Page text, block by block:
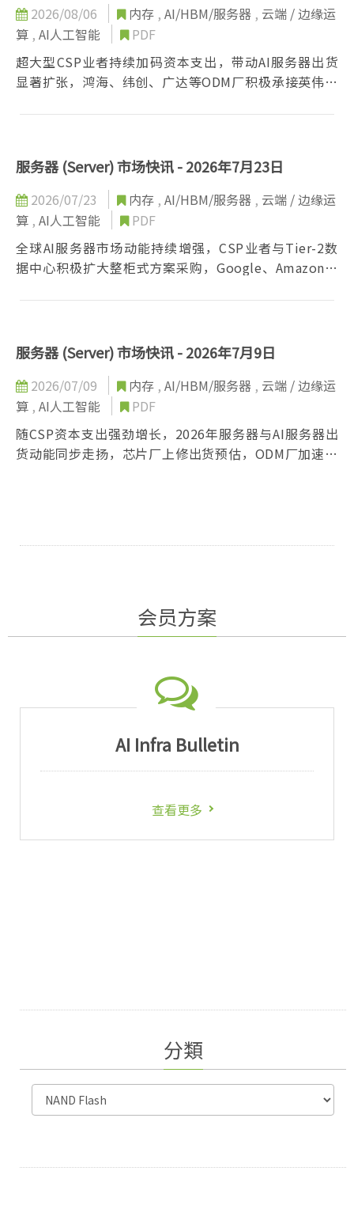
2026/08/06 内存 , AI/HBM/服务器 , 云端 / 边缘运
算 , AI人工智能
PDF
超大型CSP业者持续加码资本支出，带动AI服务器出货
显著扩张，鸿海、纬创、广达等ODM厂积极承接英伟达
链成长动能延续至明后年。
服务器 (Server) 市场快讯 - 2026年7月23日
2026/07/23 内存 , AI/HBM/服务器 , 云端 / 边缘运
算 , AI人工智能
PDF
全球AI服务器市场动能持续增强，CSP业者与Tier-2数
据中心积极扩大整柜式方案采购，Google、Amazon与
长，带动服务器产业维持强劲扩张态势。
服务器 (Server) 市场快讯 - 2026年7月9日
2026/07/09 内存 , AI/HBM/服务器 , 云端 / 边缘运
算 , AI人工智能
PDF
随CSP资本支出强劲增长，2026年服务器与AI服务器出
货动能同步走扬，芯片厂上修出货预估，ODM厂加速转
会员方案
AI Infra Bulletin
查看更多
分類